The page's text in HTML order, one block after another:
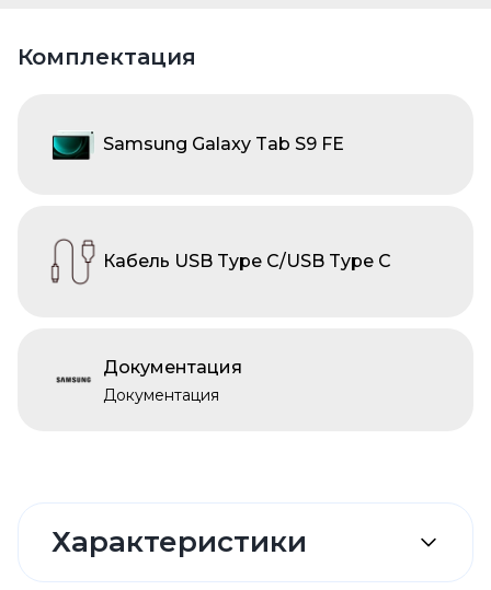
Комплектация
Samsung Galaxy Tab S9 FE
Кабель USB Type C/USB Type C
Документация
Документация
Характеристики